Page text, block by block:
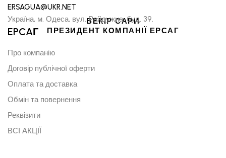
БЕКІР САРИ
ПРЕЗИДЕНТ КОМПАНІЇ ЕРСАГ
ERSAGUA@UKR.NET
Україна, м. Одеса, вул. Райдужна, буд. 39.
EPCAГ
Про компанію
Договір публічної оферти
Оплата та доставка
Обмін та повернення
Реквізити
ВСІ АКЦІЇ